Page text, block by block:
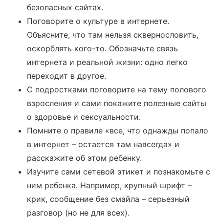
безопасных сайтах.
Поговорите о культуре в интернете.
Объясните, что там нельзя сквернословить,
оскорблять кого-то. Обозначьте связь
интернета и реальной жизни: одно легко
переходит в другое.
С подростками поговорите на тему полового
взросления и сами покажите полезные сайты
о здоровье и сексуальности.
Помните о правиле «все, что однажды попало
в интернет – остается там навсегда» и
расскажите об этом ребенку.
Изучите сами сетевой этикет и познакомьте с
ним ребенка. Например, крупный шрифт –
крик, сообщение без смайла – серьезный
разговор (но не для всех).